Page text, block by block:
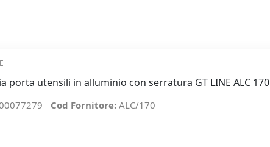
porta utensili in alluminio con serratura GT LINE ALC 170
Cod Fornitore: ALC/170